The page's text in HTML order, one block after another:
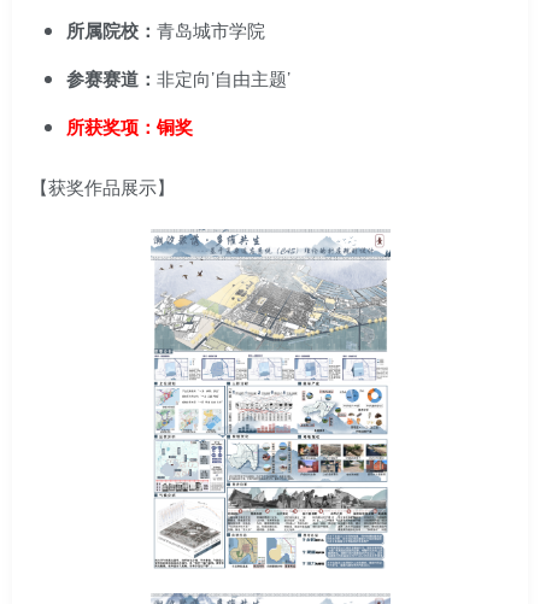
所属院校： 青岛城市学院
参赛赛道： 非定向’自由主题’
所获奖项：铜奖
【获奖作品展示】